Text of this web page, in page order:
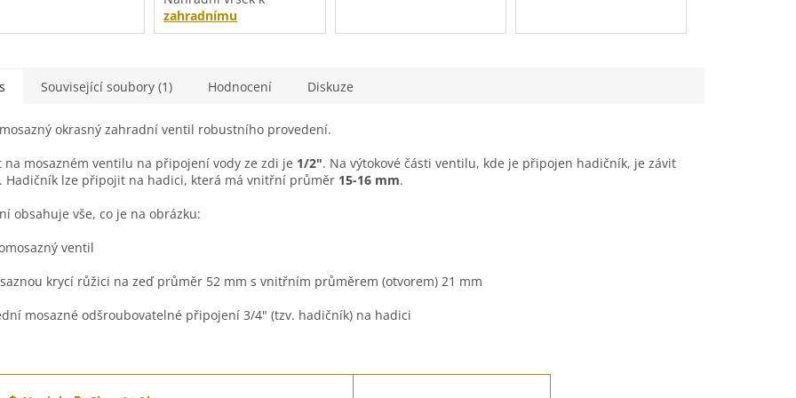
mosaz
průměr (otvor) je
.
zahradnímu
mosaznému ventilu.
Související soubory (1) Hodnocení Diskuze
okrasný zahradní ventil robustního provedení.
na mosazném ventilu na připojení vody ze zdi je 1/2". Na výtokové části ventilu, kde je připojen hadičník, je závit
. Hadičník lze připojit na hadici, která má vnitřní průměr 15-16 mm.
obsahuje vše, co je na obrázku:
ventil
krycí růžici na zeď průměr 52 mm s vnitřním průměrem (otvorem) 21 mm
mosazné odšroubovatelné připojení 3/4" (tzv. hadičník) na hadici